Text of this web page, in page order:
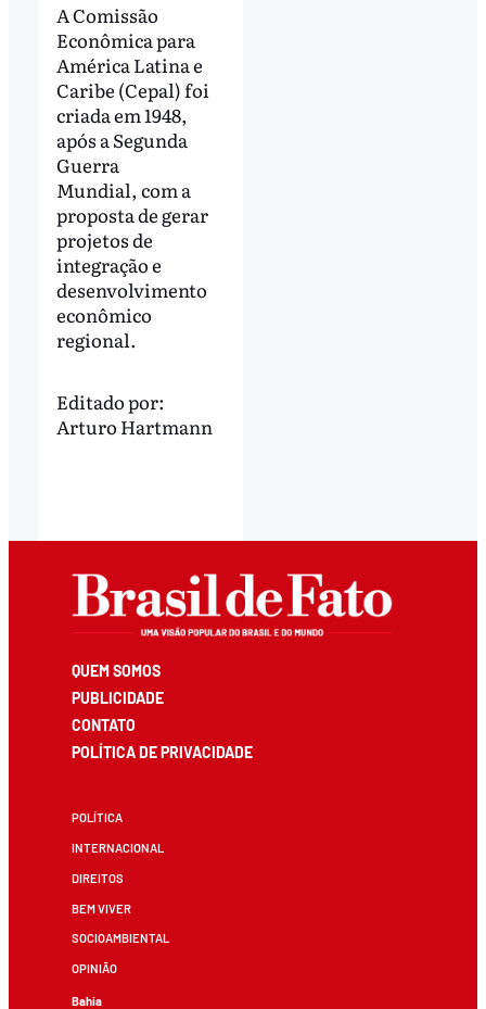
A Comissão
Econômica para
América Latina e
Caribe (Cepal) foi
criada em 1948,
após a Segunda
Guerra
Mundial, com a
proposta de gerar
projetos de
integração e
desenvolvimento
econômico
regional.
Editado por:
Arturo Hartmann
QUEM SOMOS
PUBLICIDADE
CONTATO
POLÍTICA DE PRIVACIDADE
POLÍTICA
INTERNACIONAL
DIREITOS
BEM VIVER
SOCIOAMBIENTAL
OPINIÃO
Bahia